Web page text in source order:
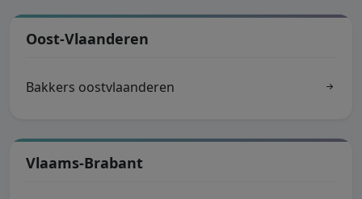
Oost-Vlaanderen
Bakkers oostvlaanderen
Vlaams-Brabant